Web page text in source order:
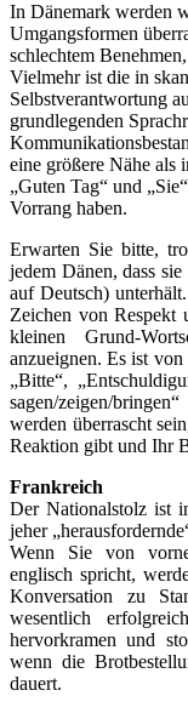
In Dänemark werden
Umgangsformen
schlechtem
Vielmehr ist die in
Selbstverantwortung
grundlegenden
eine größere Nähe als
„Guten Tag“ und
Vorrang haben.
Erwarten Sie bitte,
jedem Dänen, dass
auf Deutsch)
Zeichen von Respekt
kleinen Grund-
anzueignen. Es ist
„Bitte“,
sagen/zeigen/
werden überrascht
Reaktion gibt und Ihr
Frankreich
Der Nationalstolz ist
jeher
Wenn Sie von
englisch spricht,
Konversation zu
wesentlich
hervorkramen und
wenn die
dauert.